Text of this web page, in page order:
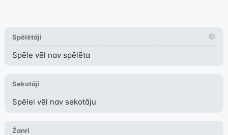
Spēlētāji
Spēle vēl nav spēlēta
Sekotāji
Spēlei vēl nav sekotāju
Žanri